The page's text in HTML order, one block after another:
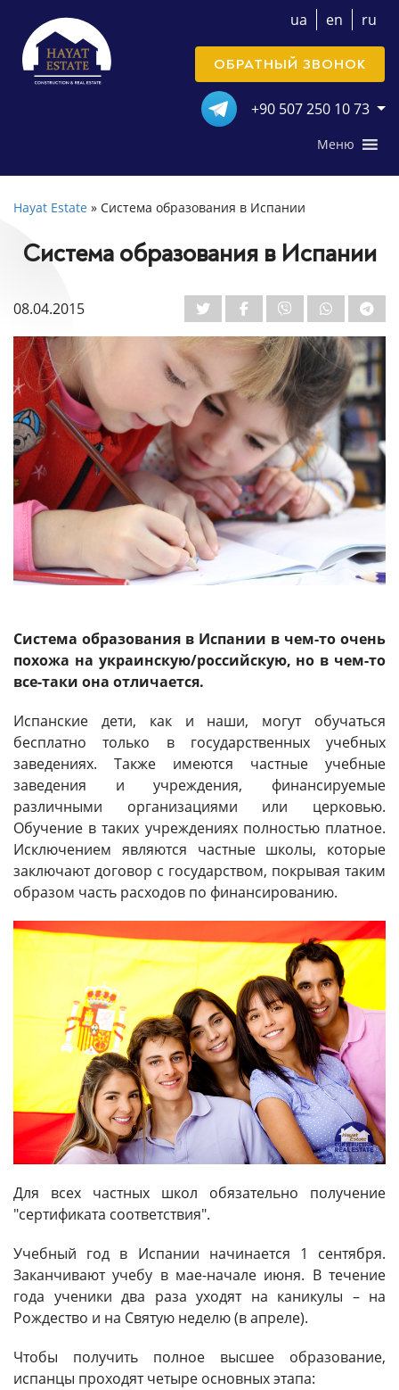
ua en ru
+90 507 250 10 73
ОБРАТНЫЙ ЗВОНОК
Меню
Hayat Estate » Система образования в Испании
Система образования в Испании
08.04.2015
Система образования в Испании в чем-то очень
похожа на украинскую/российскую, но в чем-то
все-таки она отличается.
Испанские дети, как и наши, могут обучаться
бесплатно только в государственных учебных
заведениях. Также имеются частные учебные
заведения и учреждения, финансируемые
различными организациями или церковью.
Обучение в таких учреждениях полностью платное.
Исключением являются частные школы, которые
заключают договор с государством, покрывая таким
образом часть расходов по финансированию.
Для всех частных школ обязательно получение
"сертификата соответствия".
Учебный год в Испании начинается 1 сентября.
Заканчивают учебу в мае-начале июня. В течение
года ученики два раза уходят на каникулы – на
Рождество и на Святую неделю (в апреле).
Чтобы получить полное высшее образование,
испанцы проходят четыре основных этапа: